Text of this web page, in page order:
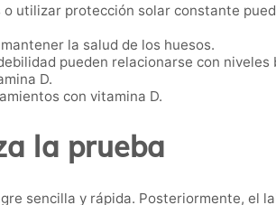
utilizar protección solar constante
la salud de los huesos.
pueden relacionarse con niveles
D.
con vitamina D.
la prueba
sencilla y rápida. Posteriormente, el